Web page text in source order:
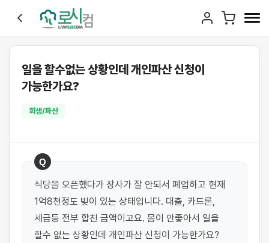
일을 할수없는 상황인데 개인파산 신청이
가능한가요?
회생/파산
Q
식당을 오픈했다가 장사가 잘 안되서 폐업하고 현재
1억8천정도 빚이 있는 상태입니다. 대출, 카드론,
세금등 전부 합친 금액이고요. 몸이 안좋아서 일을
할수 없는 상황인데 개인파산 신청이 가능한가요?